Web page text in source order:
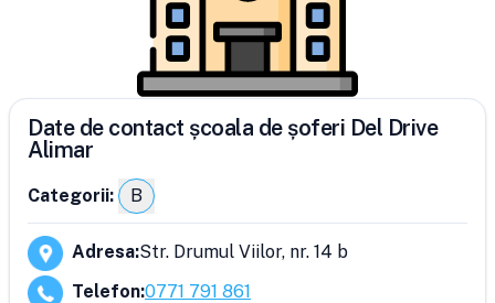
Date de contact școala de șoferi Del Drive
Alimar
Categorii: B
Adresa:Str. Drumul Viilor, nr. 14 b
Telefon:0771 791 861